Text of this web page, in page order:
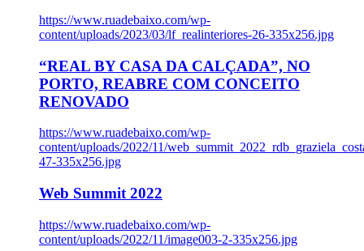
https://www.ruadebaixo.com/wp-
content/uploads/2023/03/lf_realinteriores-26-335x256.jpg
“REAL BY CASA DA CALÇADA”, NO
PORTO, REABRE COM CONCEITO
RENOVADO
https://www.ruadebaixo.com/wp-
content/uploads/2022/11/
47-335x256.jpg
Web Summit 2022
https://www.ruadebaixo.com/wp-
content/uploads/2022/11/image003-2-335x256.jpg